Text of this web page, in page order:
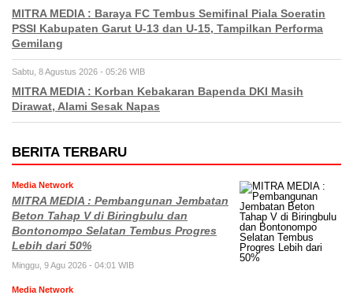
MITRA MEDIA : Baraya FC Tembus Semifinal Piala Soeratin
PSSI Kabupaten Garut U-13 dan U-15, Tampilkan Performa
Gemilang
Sabtu, 8 Agustus 2026 - 05:26 WIB
MITRA MEDIA : Korban Kebakaran Bapenda DKI Masih
Dirawat, Alami Sesak Napas
BERITA TERBARU
Media Network
MITRA MEDIA : Pembangunan Jembatan
Beton Tahap V di Biringbulu dan
Bontonompo Selatan Tembus Progres
Lebih dari 50%
Minggu, 9 Agu 2026 - 04:01 WIB
Media Network